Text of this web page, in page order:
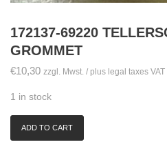
172137-69220
GROMMET
€10,30 zzgl. Mwst. / plus legal taxes VAT
1 in stock
172137-
ADD TO CART